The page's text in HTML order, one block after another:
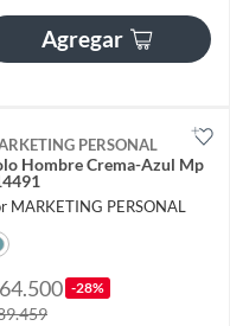
Agregar
PERSONAL
Hombre Crema-Azul Mp
MARKETING PERSONAL
-28%